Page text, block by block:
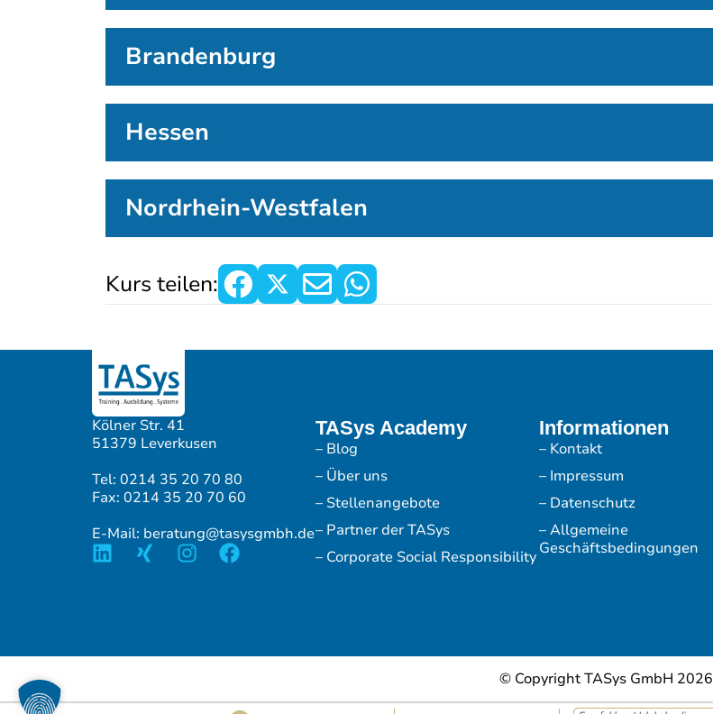
Brandenburg
Hessen
Nordrhein-Westfalen
Kurs teilen:
Kölner Str. 41
51379 Leverkusen
Tel: 0214 35 20 70 80
Fax: 0214 35 20 70 60
E-Mail: beratung@tasysgmbh.de
TASys Academy
– Blog
– Über uns
– Stellenangebote
– Partner der TASys
– Corporate Social Responsibility
Informationen
– Kontakt
– Impressum
– Datenschutz
– Allgemeine
Geschäftsbedingungen
© Copyright TASys GmbH 2026